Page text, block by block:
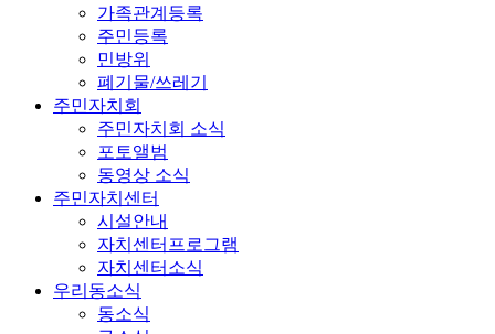
가족관계등록
주민등록
민방위
폐기물/쓰레기
주민자치회
주민자치회 소식
포토앨범
동영상 소식
주민자치센터
시설안내
자치센터프로그램
자치센터소식
우리동소식
동소식